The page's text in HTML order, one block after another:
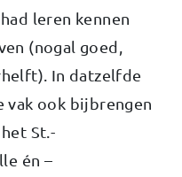
leren kennen
(nogal goed,
In datzelfde
vak ook bijbrengen
St.-
én –